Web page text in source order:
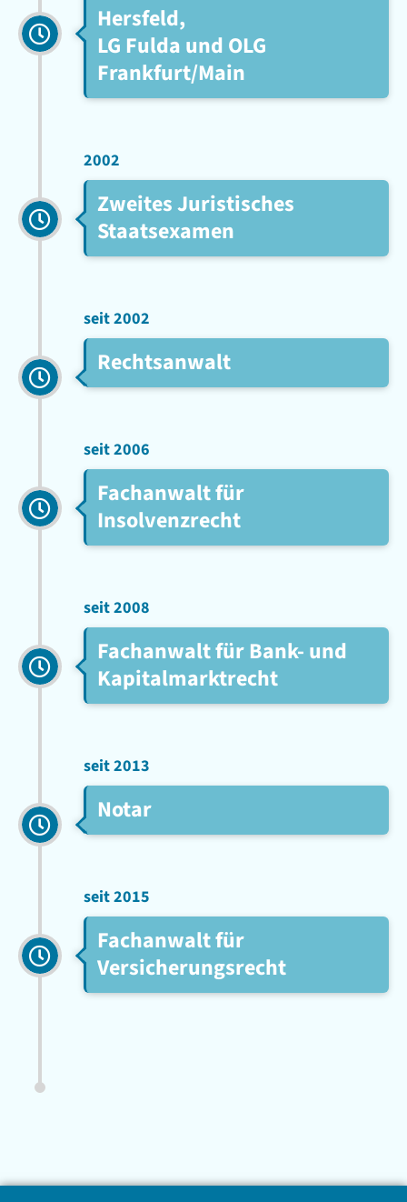
Hersfeld,
LG Fulda und OLG
Frankfurt/Main
2002
Zweites Juristisches
Staatsexamen
seit 2002
Rechtsanwalt
seit 2006
Fachanwalt für
Insolvenzrecht
seit 2008
Fachanwalt für Bank- und
Kapitalmarktrecht
seit 2013
Notar
seit 2015
Fachanwalt für
Versicherungsrecht